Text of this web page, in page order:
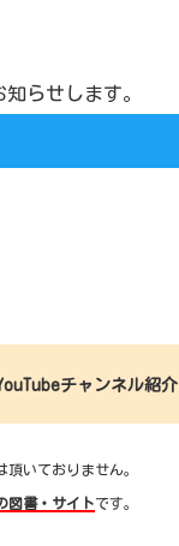
らせします。
チャンネル紹介
いておりません。
図書・サイトです。